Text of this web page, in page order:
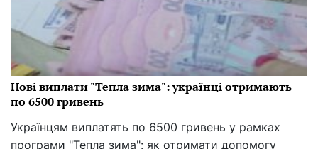
Нові виплати "Тепла зима": українці отримають
по 6500 гривень
Українцям виплатять по 6500 гривень у рамках
програми "Тепла зима": як отримати допомогу